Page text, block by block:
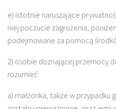
e) istotnie naruszające
niej poczucie zagrożenia,
podejmowane za pomocą
2) osobie doznającej przemocy
rozumieć:
a) małżonka, także w przypadku